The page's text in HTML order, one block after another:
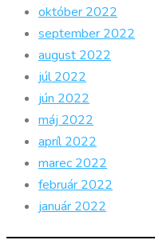
október 2022
september 2022
august 2022
júl 2022
jún 2022
máj 2022
apríl 2022
marec 2022
február 2022
január 2022